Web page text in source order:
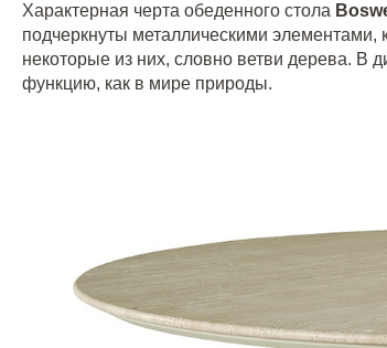
Характерная черта обеденного стола
подчеркнуты металлическими элементами,
некоторые из них, словно ветви дерева. В
функцию, как в мире природы.